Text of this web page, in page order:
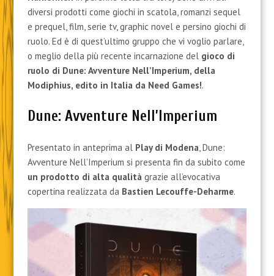
diversi prodotti come giochi in scatola, romanzi sequel
e prequel, film, serie tv, graphic novel e persino giochi di
ruolo. Ed è di quest’ultimo gruppo che vi voglio parlare,
o meglio della più recente incarnazione del gioco di
ruolo di Dune: Avventure Nell’Imperium, della
Modiphius, edito in Italia da Need Games!.
Dune: Avventure Nell’Imperium
Presentato in anteprima al Play di Modena , Dune:
Avventure Nell’Imperium si presenta fin da subito come
un prodotto di alta qualità grazie all’evocativa
copertina realizzata da Bastien Lecouffe-Deharme.